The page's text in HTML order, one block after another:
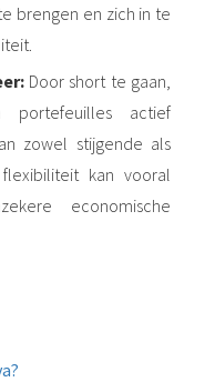
brengen en zich in te
Door short te gaan,
portefeuilles actief
zowel stijgende als
kan vooral
economische